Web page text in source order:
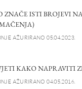
ZNAČE ISTI BROJEVI
AŽURIRANO 05.04.2023.
KAKO NAPRAVITI
AŽURIRANO 04.05.2016.